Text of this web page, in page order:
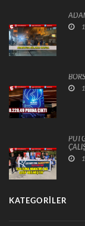
KATEGORILER